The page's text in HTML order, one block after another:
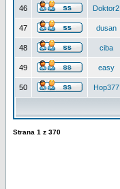
46 Doktor2
47 dusan
48 ciba
49 easy
50 Hop377
Strana 1 z 370